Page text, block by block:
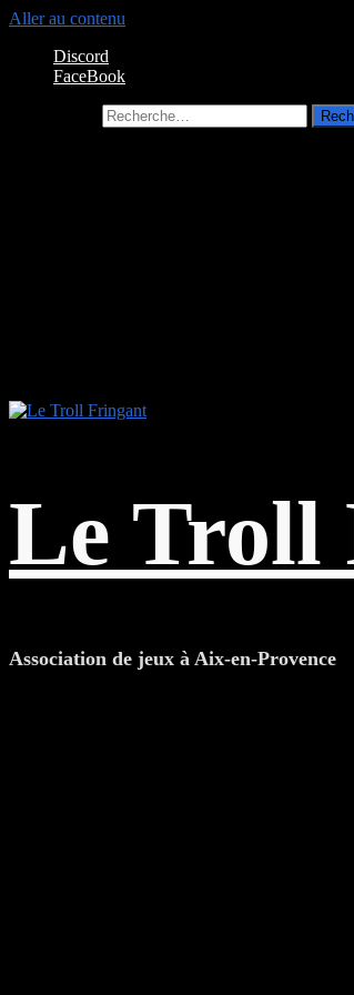
Aller au contenu
Discord
FaceBook
Le Troll
Association de jeux à Aix-en-Provence